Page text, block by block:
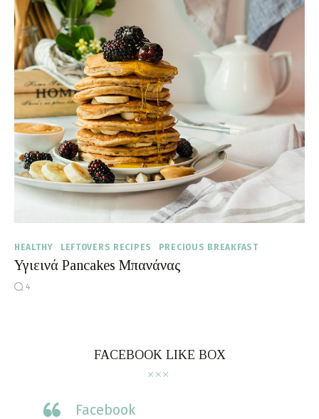
Επικοινωνία
Συνεργασίες
Moments of Mine
FAQ
HEALTHY LEFTOVERS RECIPES PRECIOUS BREAKFAST
Υγιεινά Pancakes Μπανάνας
4
FACEBOOK LIKE BOX
Facebook